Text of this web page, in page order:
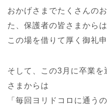
おかげさまでたくさんの
た、保護者の皆さまから
この場を借りて厚く御礼
そして、この3月に卒業
さまからは
「毎回ヨリドコロに通う